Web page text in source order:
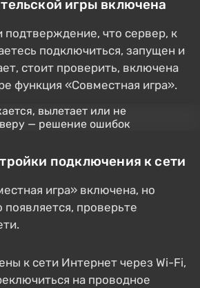
игры включена
подтверждение, что сервер, к
подключиться, запущен и
стоит проверить, включена
функция «Совместная игра».
подключения к сети
игра» включена, но
проверьте
к сети Интернет через Wi-Fi,
на проводное